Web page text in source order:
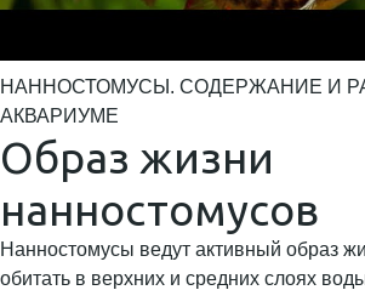
НАННОСТОМУСЫ. СОДЕРЖАНИЕ И
АКВАРИУМЕ
Образ жизни
нанностомусов
Нанностомусы ведут активный образ
обитать в верхних и средних слоях